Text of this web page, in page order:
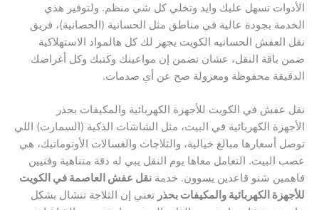
الأدوات تسهل عليك وايد وتخلي كل شي منظم. ولتوفير هذي
الخدمة بجودة عالية في مناطق مثل الحسانية (الحصانية)، فريق
نقل العفش الحسانيه الكويت يجهز لك كل هالمواد الاستهلاكية
ضمن باقة النقل، عشان تضمن إن مواعينك وكتبك وكل أغراضك
الدقيقة محفوظة ومعزولة صح عن أي صدمات.
نقل عفش في الكويت للأجهزة الكهربائية والمكيفات بحذر
الأجهزة الكهربائية في البيت، مثل الشاشات الذكية (السمارت) اللي
توصل أسعارها مبالغ خيالية، والثلاجات والغسالات الأوتوماتيك، هي
عصب البيت. التعامل معاها يوم النقل يبي له دقة متناهية وفنيين
فاهمين شنو قاعدين يسوون. خدمة نقل عفش العاصمة في الكويت
للأجهزة الكهربائية والمكيفات بحذر تعني إن الثلاجة تنشال بشكل